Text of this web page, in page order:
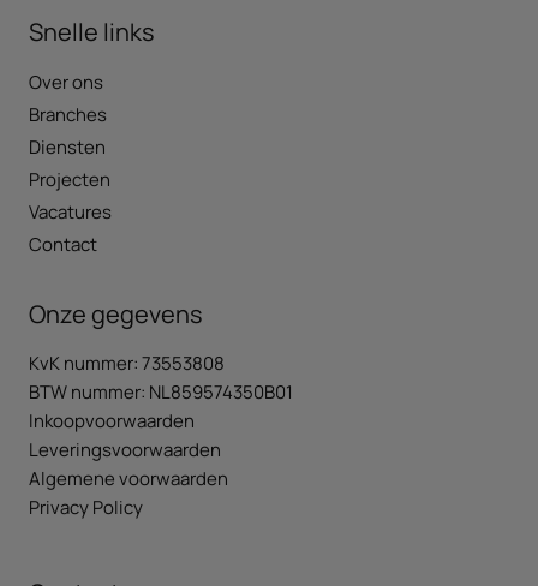
Snelle links
Over ons
Branches
Diensten
Projecten
Vacatures
Contact
Onze gegevens
KvK nummer: 73553808
BTW nummer: NL859574350B01
Inkoopvoorwaarden
Leveringsvoorwaarden
Algemene voorwaarden
Privacy Policy